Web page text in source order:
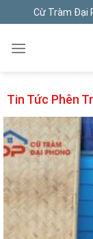
to
content
Cừ Tràm Đại
Tin Tức Phên